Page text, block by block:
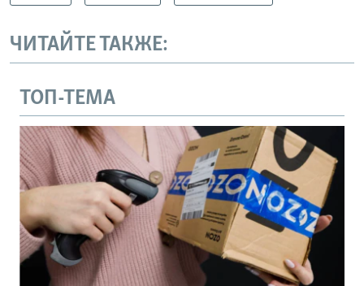
ЧИТАЙТЕ ТАКЖЕ:
ТОП-ТЕМА